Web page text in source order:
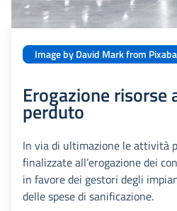
Image by David Mark from
Erogazione risorse
perduto
In via di ultimazione le attività
finalizzate all’erogazione dei
in favore dei gestori degli
delle spese di sanificazione.